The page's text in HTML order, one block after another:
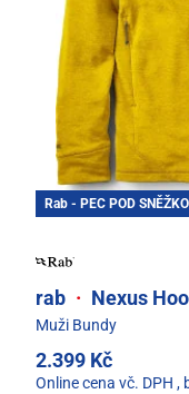
Rab - PEC POD
rab · Nexus
Muži Bundy
2.399 Kč
Online cena vč. DPH ,